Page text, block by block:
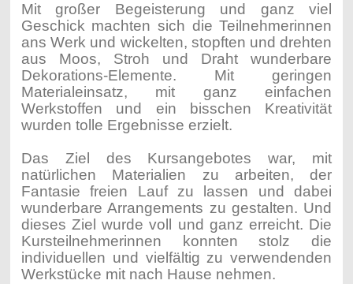
Mit großer Begeisterung und ganz viel
Geschick machten sich die Teilnehmerinnen
ans Werk und wickelten, stopften und drehten
aus Moos, Stroh und Draht wunderbare
Dekorations-Elemente. Mit geringen
Materialeinsatz, mit ganz einfachen
Werkstoffen und ein bisschen Kreativität
wurden tolle Ergebnisse erzielt.
Das Ziel des Kursangebotes war, mit
natürlichen Materialien zu arbeiten, der
Fantasie freien Lauf zu lassen und dabei
wunderbare Arrangements zu gestalten. Und
dieses Ziel wurde voll und ganz erreicht. Die
Kursteilnehmerinnen konnten stolz die
individuellen und vielfältig zu verwendenden
Werkstücke mit nach Hause nehmen.